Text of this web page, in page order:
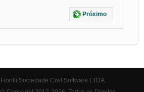
Próximo
Fiorilli Sociedade Civil Software LTDA